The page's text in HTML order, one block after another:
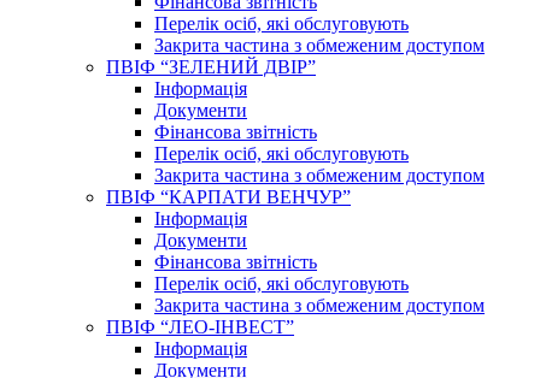
Перелік осіб, які обслуговують
Закрита частина з обмеженим доступом
ПВІФ “ЗЕЛЕНИЙ ДВІР”
Інформація
Документи
Фінансова звітність
Перелік осіб, які обслуговують
Закрита частина з обмеженим доступом
ПВІФ “КАРПАТИ ВЕНЧУР”
Інформація
Документи
Фінансова звітність
Перелік осіб, які обслуговують
Закрита частина з обмеженим доступом
ПВІФ “ЛЕО-ІНВЕСТ”
Інформація
Документи